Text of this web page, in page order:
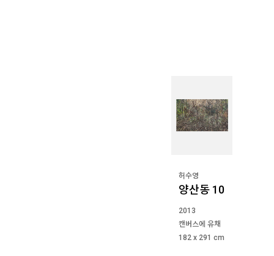
허수영
양산동 10
2013
캔버스에 유채
182 x 291 cm